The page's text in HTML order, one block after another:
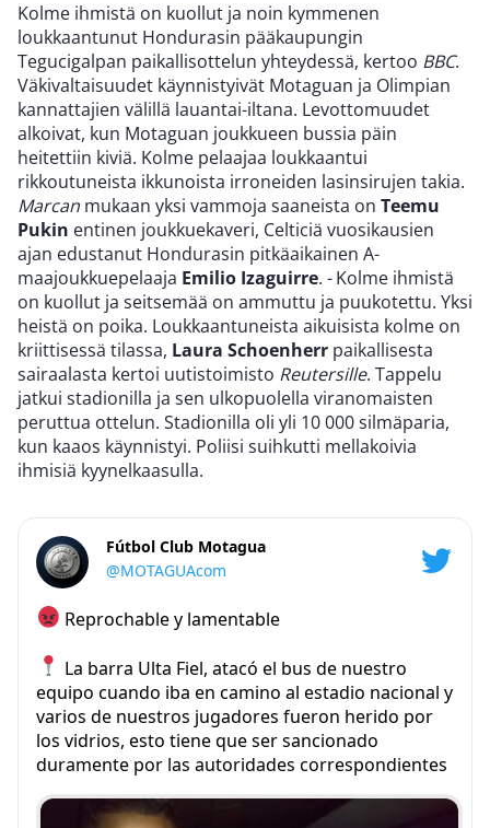
Kolme ihmistä on kuollut ja noin kymmenen
loukkaantunut Hondurasin pääkaupungin
Tegucigalpan paikallisottelun yhteydessä, kertoo BBC.
Väkivaltaisuudet käynnistyivät Motaguan ja Olimpian
kannattajien välillä lauantai-iltana. Levottomuudet
alkoivat, kun Motaguan joukkueen bussia päin
heitettiin kiviä. Kolme pelaajaa loukkaantui
rikkoutuneista ikkunoista irroneiden lasinsirujen takia.
Marcan mukaan yksi vammoja saaneista on Teemu
Pukin entinen joukkuekaveri, Celticiä vuosikausien
ajan edustanut Hondurasin pitkäaikainen A-
maajoukkuepelaaja Emilio Izaguirre. - Kolme ihmistä
on kuollut ja seitsemää on ammuttu ja puukotettu. Yksi
heistä on poika. Loukkaantuneista aikuisista kolme on
kriittisessä tilassa, Laura Schoenherr paikallisesta
sairaalasta kertoi uutistoimisto Reutersille. Tappelu
jatkui stadionilla ja sen ulkopuolella viranomaisten
peruttua ottelun. Stadionilla oli yli 10 000 silmäparia,
kun kaaos käynnistyi. Poliisi suihkutti mellakoivia
ihmisiä kyynelkaasulla.
Fútbol Club Motagua
@MOTAGUAcom
Reprochable y lamentable
La barra Ulta Fiel, atacó el bus de nuestro
equipo cuando iba en camino al estadio nacional y
varios de nuestros jugadores fueron herido por
los vidrios, esto tiene que ser sancionado
duramente por las autoridades correspondientes